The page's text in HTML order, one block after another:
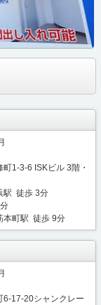
1-3-6 ISKビル 3階・
駅 徒歩 3分
本町駅 徒歩 9分
6-17-20シャンクレー